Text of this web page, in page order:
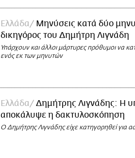
Ελλάδα
Μηνύσεις κατά δύο
δικηγόρος του Δημήτρη Λιγνάδη
Υπάρχουν και άλλοι μάρτυρες πρόθυμοι να
ενός εκ των μηνυτών
Ελλάδα
Δημήτρης Λιγνάδης: Η
αποκάλυψε η δακτυλοσκόπηση
Ο Δημήτρης Λιγνάδης είχε κατηγορηθεί για